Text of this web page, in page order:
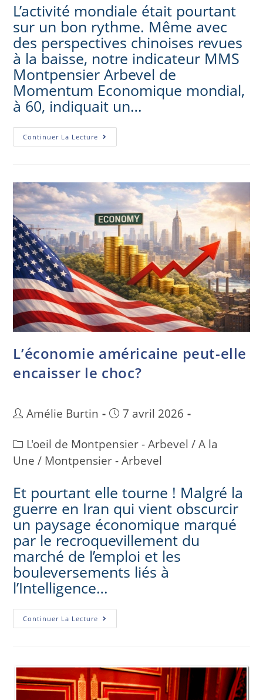
L’activité mondiale était pourtant
sur un bon rythme. Même avec
des perspectives chinoises revues
à la baisse, notre indicateur MMS
Montpensier Arbevel de
Momentum Economique mondial,
à 60, indiquait un…
Continuer La Lecture
L’économie américaine peut-elle
encaisser le choc?
Amélie Burtin
7 avril 2026
L'oeil de Montpensier - Arbevel / A la
Une / Montpensier - Arbevel
Et pourtant elle tourne ! Malgré la
guerre en Iran qui vient obscurcir
un paysage économique marqué
par le recroquevillement du
marché de l’emploi et les
bouleversements liés à
l’Intelligence…
Continuer La Lecture